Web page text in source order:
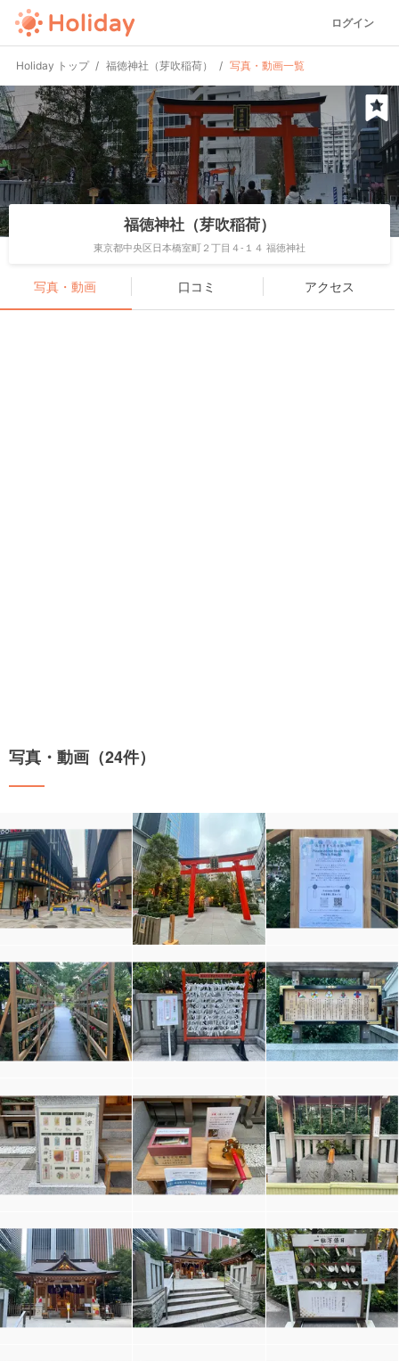
ログイン
Holiday トップ 福徳神社（芽吹稲荷） 写真・動画一覧
福徳神社（芽吹稲荷）
東京都中央区日本橋室町２丁目４-１４ 福徳神社
写真・動画 口コミ アクセス
写真・動画（24件）